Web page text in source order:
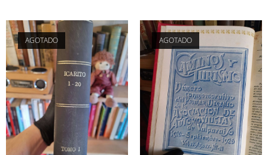
AGOTADO AGOTADO